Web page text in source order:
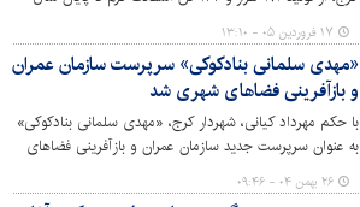
۱۴۰۴ در کارخانه آسفالت شهرداری کرج خبر داد.۱۷ فروردین ۰۵ - ۱۳:۱۰
«مهدی سلمانی بنادکوکی» سرپرست سازمان عمران
و بازآفرینی فضاهای شهری شد
با حکم مهرداد کیانی، شهردار کرج، «مهدی سلمانی بنادکوکی»
به عنوان سرپرست جدید سازمان عمران و بازآفرینی فضاهای
شهری منصوب شد.
۲۶ بهمن ۰۴ - ۰۹:۴۶